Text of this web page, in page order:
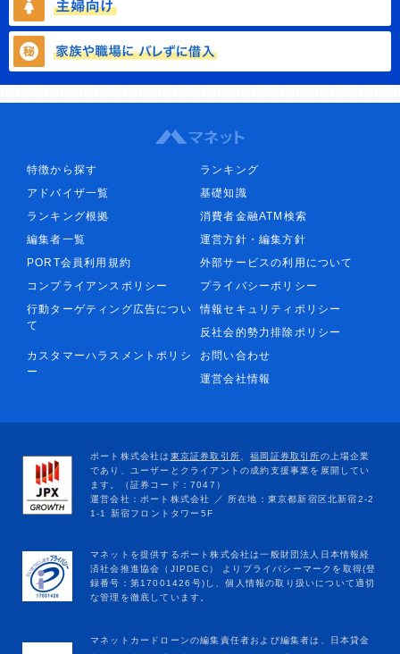
特徴から探す
ランキング
アドバイザ一覧
基礎知識
ランキング根拠
消費者金融ATM検索
編集者一覧
運営方針・編集方針
PORT会員利用規約
外部サービスの利用について
コンプライアンスポリシー
プライバシーポリシー
行動ターゲティング広告につい
て
情報セキュリティポリシー
反社会的勢力排除ポリシー
カスタマーハラスメントポリシ
ー
お問い合わせ
運営会社情報
マネットカードローンの編集責任者および編集者は、日本貸金